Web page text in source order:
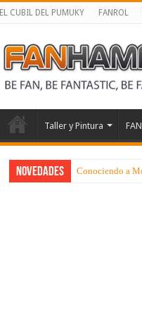
EL CUBIL DEL PUMUKY FANROL
Taller y Pintura
NOVEDADES Conociendo a